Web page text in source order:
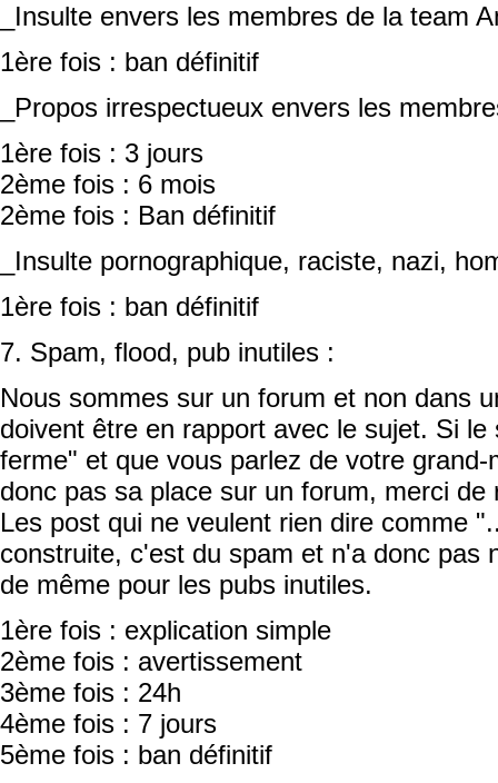
_Insulte envers les membres de la team
1ère fois : ban définitif
_Propos irrespectueux envers les
1ère fois : 3 jours
2ème fois : 6 mois
2ème fois : Ban définitif
_Insulte pornographique, raciste, nazi,
1ère fois : ban définitif
7. Spam, flood, pub inutiles :
Nous sommes sur un forum et non dans
doivent être en rapport avec le sujet. Si
ferme" et que vous parlez de votre
donc pas sa place sur un forum, merci
Les post qui ne veulent rien dire comme
construite, c'est du spam et n'a donc pas
de même pour les pubs inutiles.
1ère fois : explication simple
2ème fois : avertissement
3ème fois : 24h
4ème fois : 7 jours
5ème fois : ban définitif